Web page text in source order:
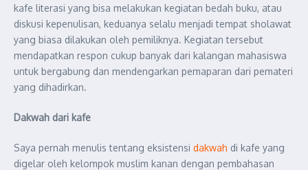
kafe literasi yang bisa melakukan kegiatan bedah buku, atau
diskusi kepenulisan, keduanya selalu menjadi tempat sholawat
yang biasa dilakukan oleh pemiliknya. Kegiatan tersebut
mendapatkan respon cukup banyak dari kalangan mahasiswa
untuk bergabung dan mendengarkan pemaparan dari pemateri
yang dihadirkan.
Dakwah dari kafe
Saya pernah menulis tentang eksistensi dakwah di kafe yang
digelar oleh kelompok muslim kanan dengan pembahasan